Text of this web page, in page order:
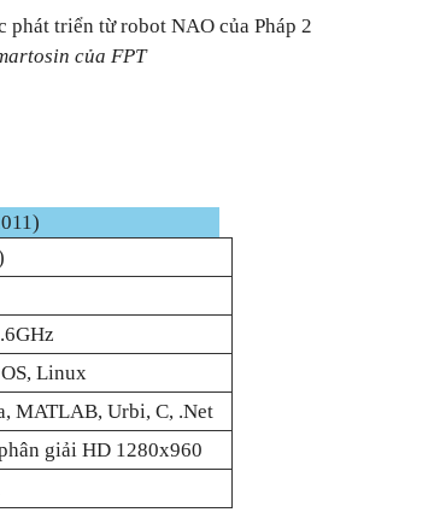
của FPT
Linux
MATLAB, Urbi, C, .Net
giải HD 1280x960